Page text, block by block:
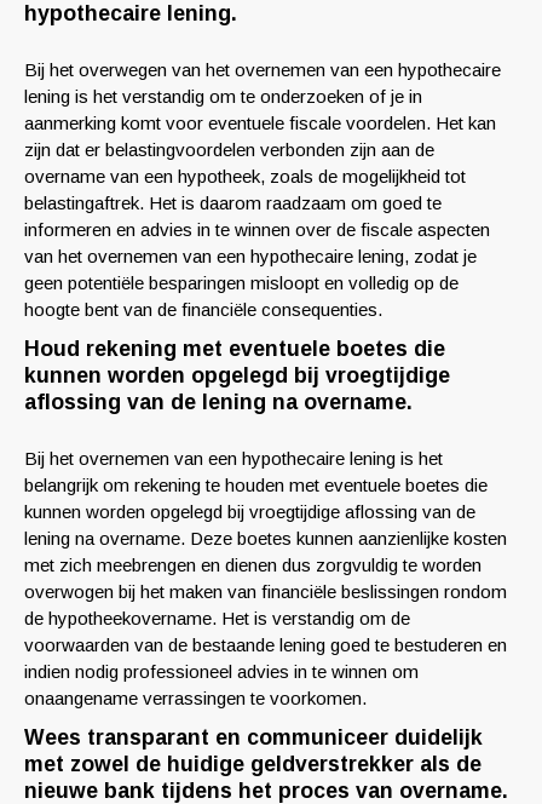
hypothecaire lening.
Bij het overwegen van het overnemen van een hypothecaire
lening is het verstandig om te onderzoeken of je in
aanmerking komt voor eventuele fiscale voordelen. Het kan
zijn dat er belastingvoordelen verbonden zijn aan de
overname van een hypotheek, zoals de mogelijkheid tot
belastingaftrek. Het is daarom raadzaam om goed te
informeren en advies in te winnen over de fiscale aspecten
van het overnemen van een hypothecaire lening, zodat je
geen potentiële besparingen misloopt en volledig op de
hoogte bent van de financiële consequenties.
Houd rekening met eventuele boetes die
kunnen worden opgelegd bij vroegtijdige
aflossing van de lening na overname.
Bij het overnemen van een hypothecaire lening is het
belangrijk om rekening te houden met eventuele boetes die
kunnen worden opgelegd bij vroegtijdige aflossing van de
lening na overname. Deze boetes kunnen aanzienlijke kosten
met zich meebrengen en dienen dus zorgvuldig te worden
overwogen bij het maken van financiële beslissingen rondom
de hypotheekovername. Het is verstandig om de
voorwaarden van de bestaande lening goed te bestuderen en
indien nodig professioneel advies in te winnen om
onaangename verrassingen te voorkomen.
Wees transparant en communiceer duidelijk
met zowel de huidige geldverstrekker als de
nieuwe bank tijdens het proces van overname.